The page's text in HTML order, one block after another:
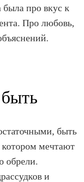
про вкус к
Про любовь,
быть
мечтают
обрели.
и